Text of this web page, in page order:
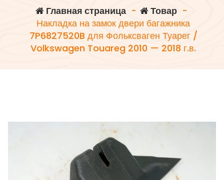
Главная страница- Товар-
Накладка на замок двери багажника
7P6827520B для Фольксваген Туарег /
Volkswagen Touareg 2010 — 2018 г.в.